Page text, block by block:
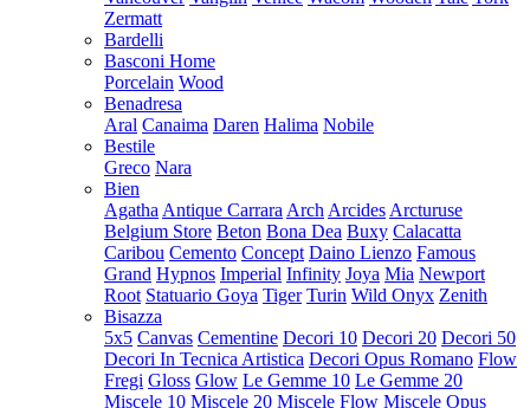
Zermatt
Bardelli
Basconi Home
Porcelain Wood
Benadresa
Aral Canaima Daren Halima Nobile
Bestile
Greco Nara
Bien
Agatha Antique Carrara Arch Arcides Arcturuse
Belgium Store Beton Bona Dea Buxy Calacatta
Caribou Cemento Concept Daino Lienzo Famous
Grand Hypnos Imperial Infinity Joya Mia Newport
Root Statuario Goya Tiger Turin Wild Onyx Zenith
Bisazza
5x5 Canvas Cementine Decori 10 Decori 20 Decori 50
Decori In Tecnica Artistica Decori Opus Romano Flow
Fregi Gloss Glow Le Gemme 10 Le Gemme 20
Miscele 10 Miscele 20 Miscele Flow Miscele Opus